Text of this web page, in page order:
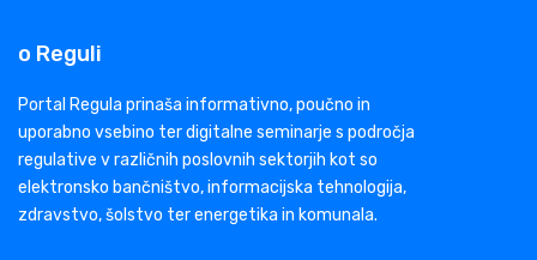
o Reguli
Portal Regula prinaša informativno, poučno in
uporabno vsebino ter digitalne seminarje s področja
regulative v različnih poslovnih sektorjih kot so
elektronsko bančništvo, informacijska tehnologija,
zdravstvo, šolstvo ter energetika in komunala.